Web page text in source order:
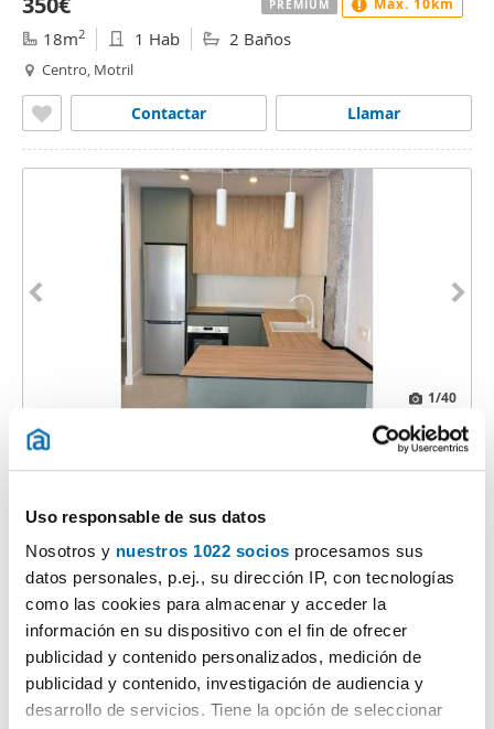
Uso responsable de sus datos
Nosotros y nuestros 1022 socios procesamos sus
datos personales, p.ej., su dirección IP, con tecnologías
como las cookies para almacenar y acceder la
información en su dispositivo con el fin de ofrecer
publicidad y contenido personalizados, medición de
publicidad y contenido, investigación de audiencia y
desarrollo de servicios. Tiene la opción de seleccionar
18m2 1 Hab 2 Baños
Centro, Motril
Llamar
Contactar
PREMIUM Máx. 10km
1/40
1.250€
110m2 4 Hab 2 Baños
Llamar
Contactar
Máx. 10km